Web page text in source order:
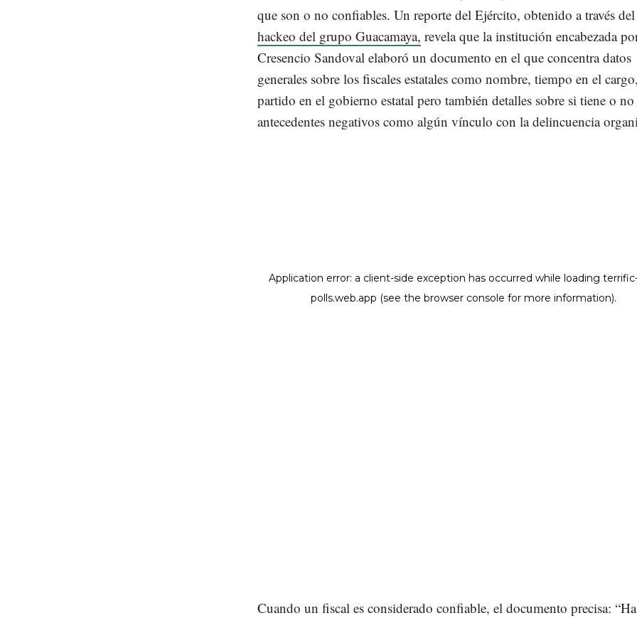
que son o no confiables. Un reporte del Ejército, obtenido a través del
hackeo del grupo Guacamaya, revela que la institución encabezada
Cresencio Sandoval elaboró un documento en el que concentra datos
generales sobre los fiscales estatales como nombre, tiempo en el
partido en el gobierno estatal pero también detalles sobre si tiene o no
antecedentes negativos como algún vínculo con la delincuencia
Cuando un fiscal es considerado confiable, el documento precisa: